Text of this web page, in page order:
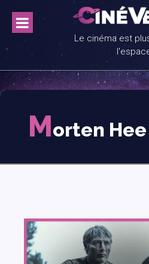
content
Le cinéma est
Morten